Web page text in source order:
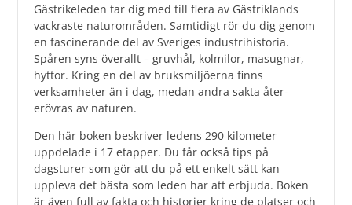
Gästrikeleden tar dig med till flera av Gästriklands
vackraste natur­områden. Samtidigt rör du dig genom
en fascinerande del av Sveriges industrihistoria.
Spåren syns överallt – gruvhål, kolmilor, masugnar,
hyttor. Kring en del av bruksmiljöerna finns
verksamheter än i dag, medan andra sakta åter­
erövras av naturen.
Den här boken beskriver ledens 290 kilometer
uppdelade i 17 etapper. Du får också tips på
dagsturer som gör att du på ett enkelt sätt kan
uppleva det bästa som leden har att erbjuda. Boken
är även full av fakta och historier kring de platser och